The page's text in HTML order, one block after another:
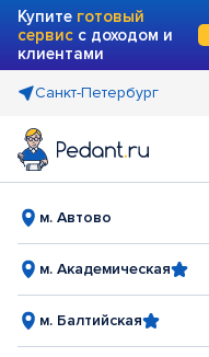
Купите готовый
сервис с доходом и
клиентами
Санкт-Петербург
м. Автово
м. Академическая
м. Балтийская